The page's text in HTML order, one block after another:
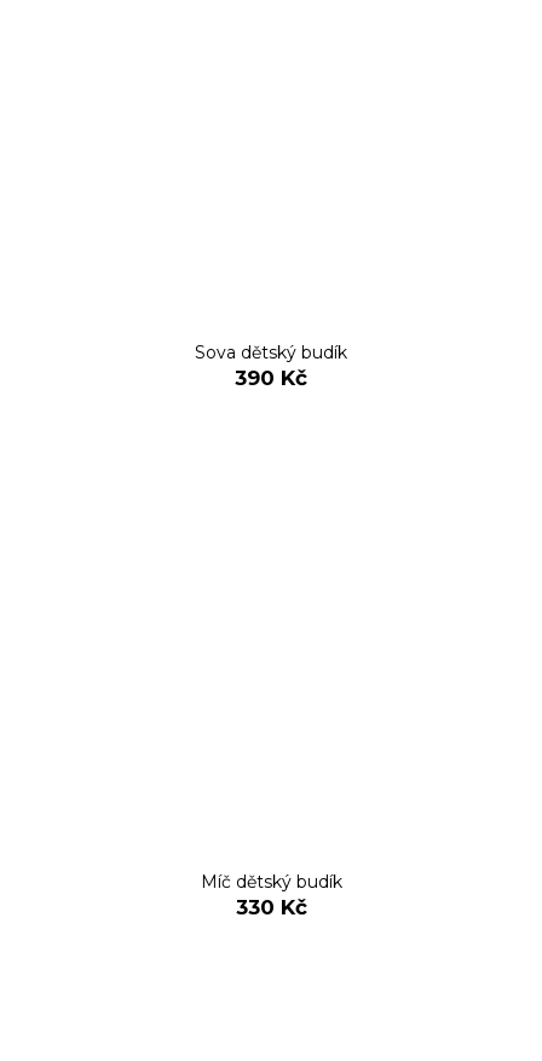
Sova dětský budík
390 Kč
Míč dětský budík
330 Kč